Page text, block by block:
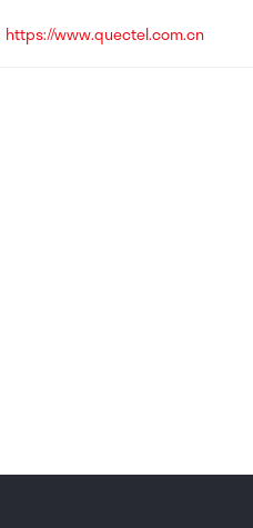
https://www.quectel.com.cn